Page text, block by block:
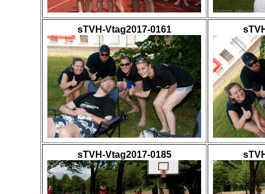
sTVH-Vtag2017-0161
sTVH-Vtag2017-0185